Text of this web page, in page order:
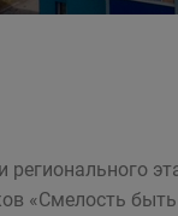
регионального
«Смелость